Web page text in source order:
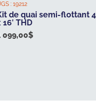
: 19212
de quai semi-flottant
16′ THD
099,00$